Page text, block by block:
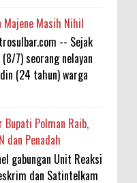
Majene Masih Nihil
-- Sejak
7) seorang nelayan
(24 tahun) warga
Bupati Polman Raib,
dan Penadah
gabungan Unit Reaksi
dan Satintelkam